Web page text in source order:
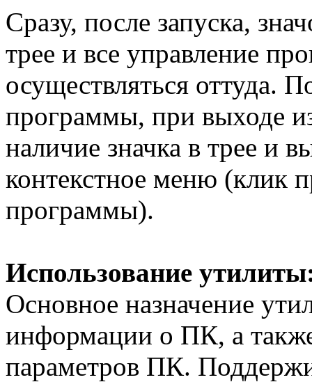
Сразу, после запуска,
трее и все управление
осуществляться оттуда.
программы, при выходе
наличие значка в трее и
контекстное меню (клик
программы).
Использование
Основное назначение
информации о ПК, а
параметров ПК.